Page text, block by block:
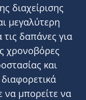
διαχείρισης
μεγαλύτερη
δαπάνες για
χρονοβόρες
και
να μπορείτε να